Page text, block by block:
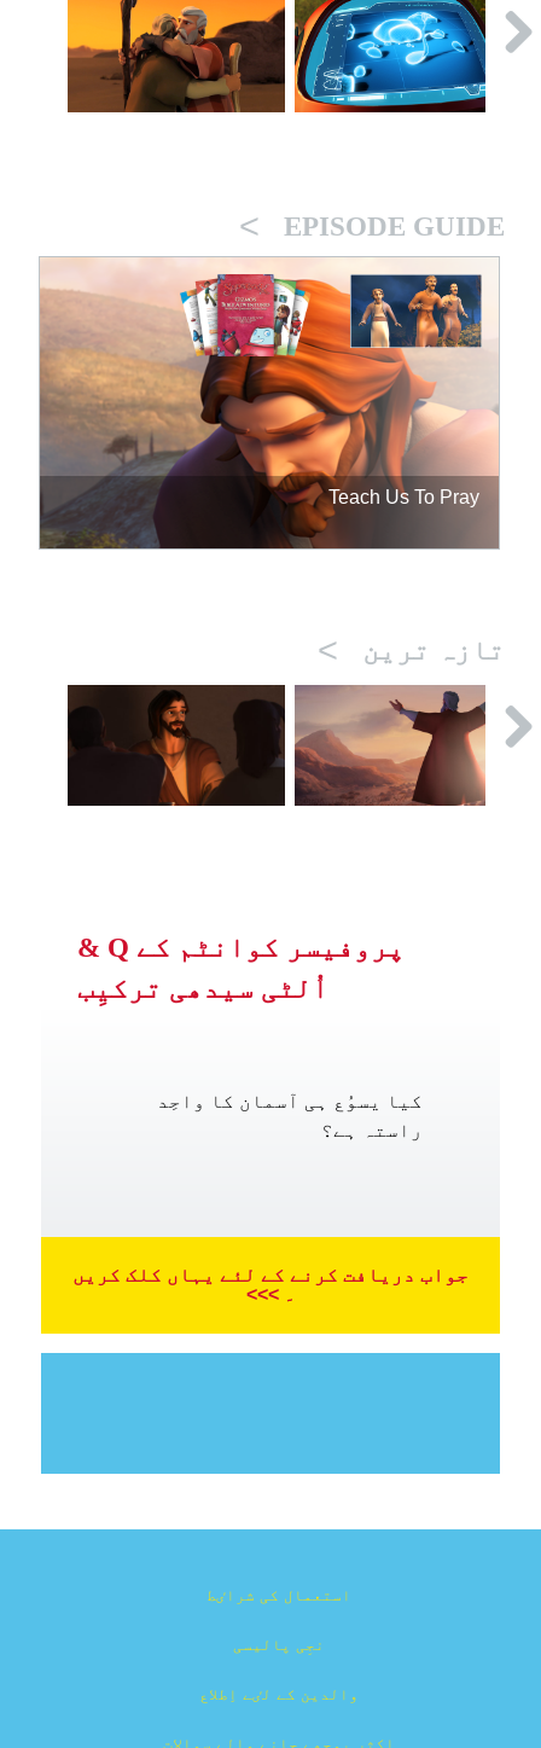
EPISODE GUIDE
>
Teach Us To Pray
تازہ ترین >
پروفیسر کوانٹم کے Q &
اُلٹی سیدھی ترکیِب
کیا یسوُع ہی آسمان کا واحِد
راستہ ہے؟
جواب دریافت کرنے کے لئے یہاں کلک کریں
۔ >>>
استعمال کی شراٸط
نجِی پالیسی
والدین کے لٸے اِطلاع
اکثر پوچھے جانے والے سوالات